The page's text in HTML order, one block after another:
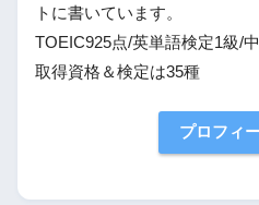
トに書いています。
TOEIC925点/英単語検定1級/
取得資格＆検定は35種
プロフィ